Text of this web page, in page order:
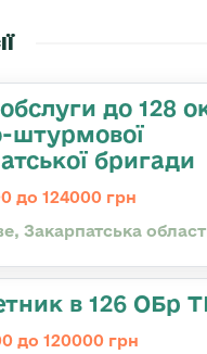
до 128
штурмової
бригади
до 124000 грн
Закарпатська
в 126 ОБр
до 120000 грн